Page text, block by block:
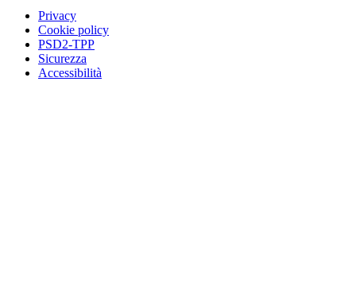
Privacy
Cookie policy
PSD2-TPP
Sicurezza
Accessibilità